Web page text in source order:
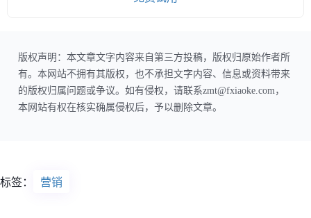
版权声明：本文章文字内容来自第三方投稿，版权归原始作者所
有。本网站不拥有其版权，也不承担文字内容、信息或资料带来
的版权归属问题或争议。如有侵权，请联系zmt@fxiaoke.com，
本网站有权在核实确属侵权后，予以删除文章。
标签： 营销